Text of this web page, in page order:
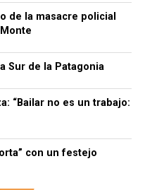
de la masacre policial
Sur de la Patagonia
“Bailar no es un trabajo:
con un festejo